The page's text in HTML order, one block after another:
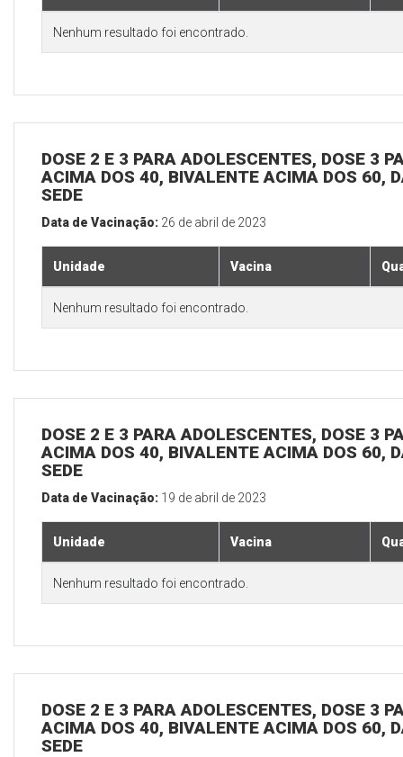
Nenhum resultado foi encontrado.
DOSE 2 E 3 PARA ADOLESCENTES, DOSE 3
ACIMA DOS 40, BIVALENTE ACIMA DOS 60,
SEDE
Data de Vacinação: 26 de abril de 2023
Unidade Vacina
Nenhum resultado foi encontrado.
DOSE 2 E 3 PARA ADOLESCENTES, DOSE 3
ACIMA DOS 40, BIVALENTE ACIMA DOS 60,
SEDE
Data de Vacinação: 19 de abril de 2023
Unidade Vacina
Nenhum resultado foi encontrado.
DOSE 2 E 3 PARA ADOLESCENTES, DOSE 3
ACIMA DOS 40, BIVALENTE ACIMA DOS 60,
SEDE